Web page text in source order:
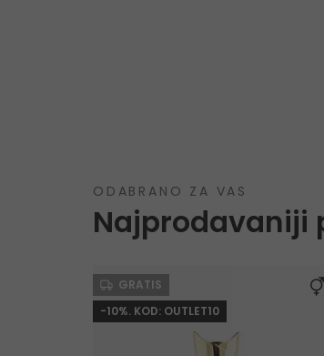
ODABRANO ZA VAS
Najprodavaniji
GRATIS
-10%. KOD: OUTLET10